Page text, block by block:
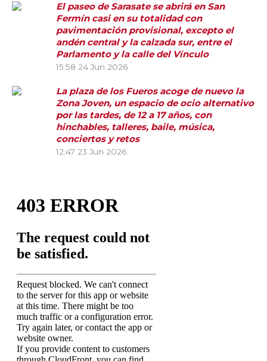
El paseo de Sarasate se abrirá en San
Fermín casi en su totalidad con
pavimentación provisional, excepto el
andén central y la calzada sur, entre el
Parlamento y la calle del Vínculo
15:58 24 Jun 2026
La plaza de los Fueros acoge de nuevo la
Zona Joven, un espacio de ocio alternativo
por las tardes, de 12 a 17 años, con
hinchables, talleres, baile, música,
conciertos y retos
12:47 23 Jun 2026